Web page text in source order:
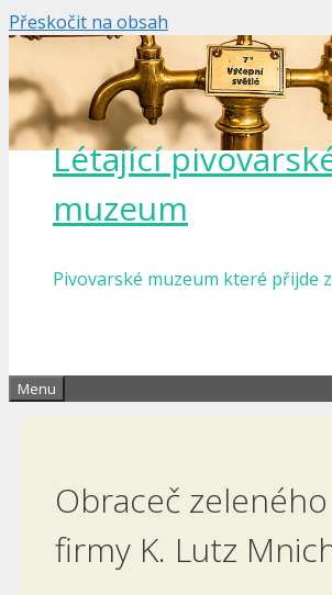
Přeskočit na obsah
Létající
muzeum
Pivovarské muzeum které přijde
Menu
Obraceč
firmy K. Lutz